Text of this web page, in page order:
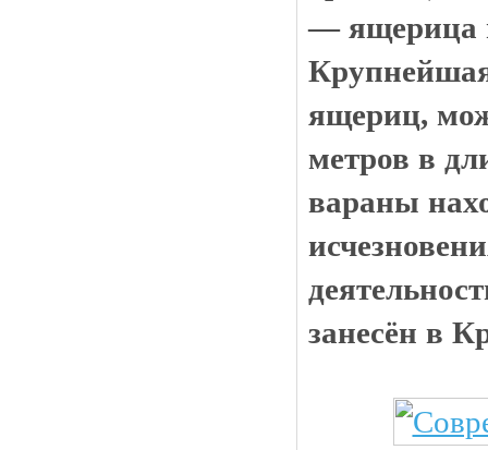
— ящерица
ящериц,
метров в
вараны
занесён в